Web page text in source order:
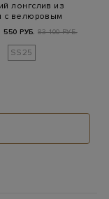
лонгслив из
с велюровым
Frog и лог…
550 РУБ. 83 100 РУБ.
SS25